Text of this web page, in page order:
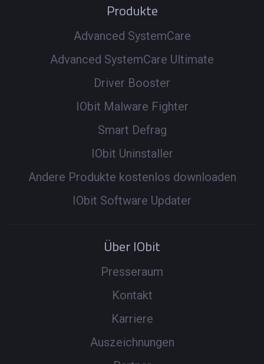
Produkte
Advanced SystemCare
Advanced SystemCare Ultimate
Driver Booster
IObit Malware Fighter
Smart Defrag
IObit Uninstaller
Andere Produkte kostenlos downloaden
IObit Software Updater
Über IObit
Presseraum
Kontakt
Karriere
Auszeichnungen